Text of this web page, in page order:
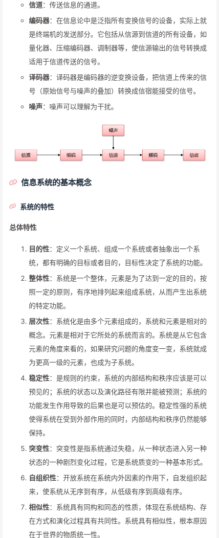
信道：传送信息的通道。
编码器：在信息论中是泛指所有变换信号的设备，实际上就
是终端机的发送部分。它包括从信源到信道的所有设备，如
量化器、压缩编码器、调制器等，使信源输出的信号转换成
适用于信道传送的信号。
译码器：译码器是编码器的逆变换设备，把信道上传来的信
号（原始信号与噪声的叠加）转换成信宿能接受的信号。
噪声：噪声可以理解为干扰。
信息系统的基本概念
系统的特性
总体特性
目的性：定义一个系统、组成一个系统或者抽象出一个系
统，都有明确的目标或者目的，目标性决定了系统的功能。
整体性：系统是一个整体，元素是为了达到一定的目的，按
照一定的原则，有序地排列起来组成系统，从而产生出系统
的特定功能。
层次性：系统化是由多个元素组成的，系统和元素是相对的
概念。元素是相对于它所处的系统而言的。系统是从它包含
元素的角度来看的，如果研究问题的角度变一变，系统就成
为更高一级的元素，也成为子系统。
稳定性：是规则的约束，系统的内部结构和秩序应该是可以
预见的；系统的状态以及演化路径有限并能被预测；系统的
功能发生作用导致的后果也是可以预估的。稳定性强的系统
使得系统在受到外部作用的同时，内部结构和秩序仍然能够
保持。
突变性：突变性是指系统通过失稳，从一种状态进入另一种
状态的一种剧烈变化过程，它是系统质变的一种基本形式。
自组织性：开放系统在系统内外因素的作用下，自发组织起
来，使系统从无序到有序，从低级有序到高级有序。
相似性：系统具有同构和同态的性质，体现在系统结构、存
在方式和演化过程具有共同性。系统具有相似性，根本原因
在于世界的物质统一性。